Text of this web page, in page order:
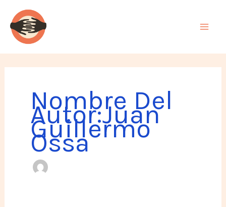
contenido
Nombre Del
Autor:Juan
Guillermo
Ossa